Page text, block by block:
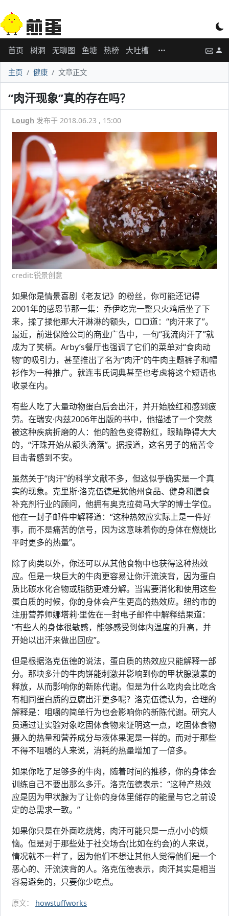
首页 树洞 无聊图 鱼塘 热榜 大吐槽
主页 健康 文章正文
“肉汗现象”真的存在吗？
Lough 发布于 2018.06.23 , 15:00
credit:锐景创意
如果你是情景喜剧《老友记》的粉丝，你可能还记得
2001年的感恩节那一集：乔伊吃完一整只火鸡后坐了下
来，揉了揉他那大汗淋淋的额头，□□道：“肉汗来了”。
最近，前进保险公司的商业广告中，一句“我流肉汗了”就
成为了笑柄。Arby’s餐厅也强调了它们的菜单对“食肉动
物”的吸引力，甚至推出了名为“肉汗”的牛肉主题裤子和帽
衫作为一种推广。就连韦氏词典甚至也考虑将这个短语也
收录在内。
有些人吃了大量动物蛋白后会出汗，并开始脸红和感到疲
劳。在瑞安·内兹2006年出版的书中，他描述了一个突然
被这种疾病折磨的人：他的脸色变得粉红，眼睛睁得大大
的，“汗珠开始从额头滴落”。据报道，这名男子的痛苦令
目击者感到不安。
虽然关于“肉汗”的科学文献不多，但这似乎确实是一个真
实的现象。克里斯·洛克伍德是犹他州食品、健身和膳食
补充剂行业的顾问，他拥有奥克拉荷马大学的博士学位。
他在一封子邮件中解释道：“这种热效应实际上是一件好
事，而不是痛苦的信号，因为这意味着你的身体在燃烧比
平时更多的热量”。
除了肉类以外，你还可以从其他食物中也获得这种热效
应。但是一块巨大的牛肉更容易让你汗流浃背，因为蛋白
质比碳水化合物或脂肪更难分解。当需要消化和使用这些
蛋白质的时候，你的身体会产生更高的热效应。纽约市的
注册营养师娜塔莉·里佐在一封电子邮件中解释结果道：
“有些人的身体很敏感，能够感受到体内温度的升高，并
开始以出汗来做出回应”。
但是根据洛克伍德的说法，蛋白质的热效应只能解释一部
分。那块多汁的牛肉饼能刺激并影响到你的甲状腺激素的
释放，从而影响你的新陈代谢。但是为什么吃肉会比吃含
有相同蛋白质的豆腐出汗更多呢？洛克伍德认为，合理的
解释是：咀嚼的简单行为也会影响你的新陈代谢。研究人
员通过让实验对象吃固体食物来证明这一点，吃固体食物
摄入的热量和营养成分与液体果泥是一样的。而对于那些
不得不咀嚼的人来说，消耗的热量增加了一倍多。
如果你吃了足够多的牛肉，随着时间的推移，你的身体会
训练自己不要出那么多汗。洛克伍德表示：“这种产热效
应是因为甲状腺为了让你的身体里储存的能量与它之前设
定的总需求一致。”
如果你只是在外面吃烧烤，肉汗可能只是一点小小的烦
恼。但是对于那些处于社交场合(比如在约会)的人来说，
情况就不一样了，因为他们不想让其他人觉得他们是一个
恶心的、汗流浃背的人。洛克伍德表示，肉汗其实是相当
容易避免的，只要你少吃点。
原文： howstuffworks